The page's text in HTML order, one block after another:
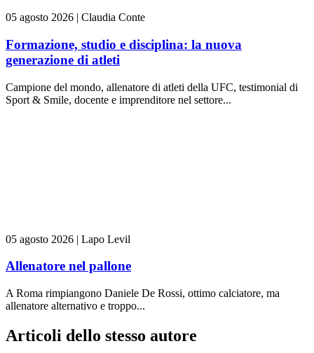
05 agosto 2026 | Claudia Conte
Formazione, studio e disciplina: la nuova
generazione di atleti
Campione del mondo, allenatore di atleti della UFC, testimonial di
Sport & Smile, docente e imprenditore nel settore...
05 agosto 2026 | Lapo Levil
Allenatore nel pallone
A Roma rimpiangono Daniele De Rossi, ottimo calciatore, ma
allenatore alternativo e troppo...
Articoli dello stesso autore